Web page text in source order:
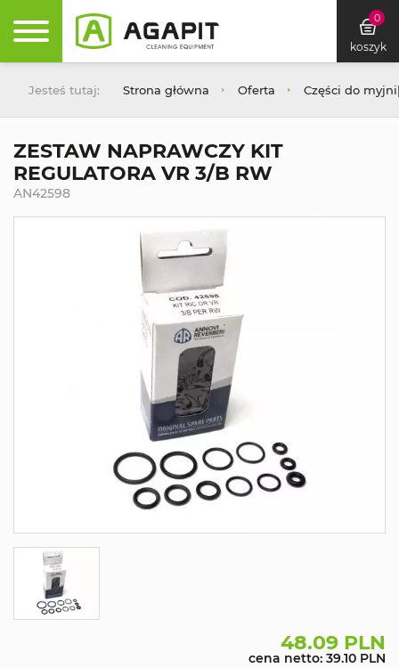
0
koszyk
Jesteś tutaj: Strona główna Oferta Części do
ZESTAW NAPRAWCZY KIT
REGULATORA VR 3/B RW
AN42598
48.09 PLN
cena netto: 39.10 PLN